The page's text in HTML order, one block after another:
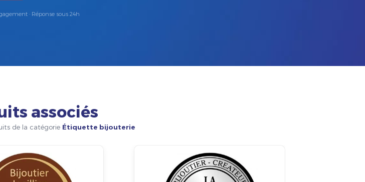
· Réponse sous 24h
associés
de la catégorie Étiquette bijouterie